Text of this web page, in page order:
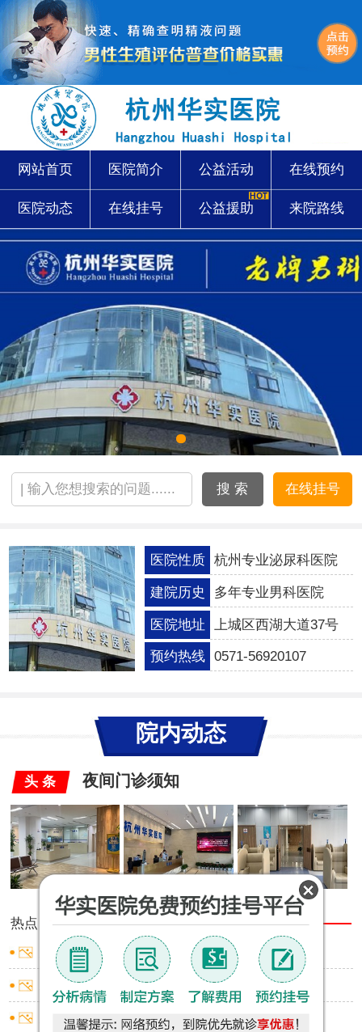
网站首页 医院简介 公益活动 在线预约
医院动态 在线挂号 公益援助 来院路线
搜 索 在线挂号
医院性质 杭州专业泌尿科医院
建院历史 多年专业男科医院
医院地址 上城区西湖大道37号
预约热线 0571-56920107
院内动态
头 条 夜间门诊须知
热点
推荐
男性包皮有白色小点
男性包皮口出血是什么原因
男性包皮红肿小窍门